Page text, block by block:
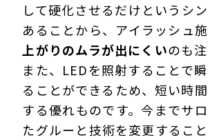
して硬化させるだけというシ
あることから、アイラッシュ
上がりのムラが出にくいのも
また、LEDを照射することで
ることができるため、短い時
する優れものです。今までサ
たグルーと技術を変更するこ